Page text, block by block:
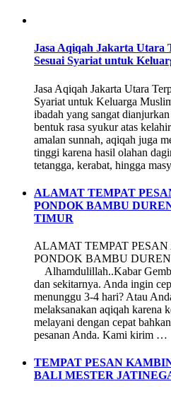
Jasa Aqiqah Jakarta Utara
Sesuai Syariat untuk
Jasa Aqiqah Jakarta Utara
Syariat untuk Keluarga
ibadah yang sangat
bentuk rasa syukur atas
amalan sunnah, aqiqah juga
tinggi karena hasil olahan
tetangga, kerabat, hingga
ALAMAT TEMPAT
PONDOK BAMBU
TIMUR
ALAMAT TEMPAT
PONDOK BAMBU
Alhamdulillah..Kabar
dan sekitarnya. Anda ingin
menunggu 3-4 hari? Atau
melaksanakan aqiqah karena
melayani dengan cepat
pesanan Anda. Kami kirim …
TEMPAT PESAN
BALI MESTER